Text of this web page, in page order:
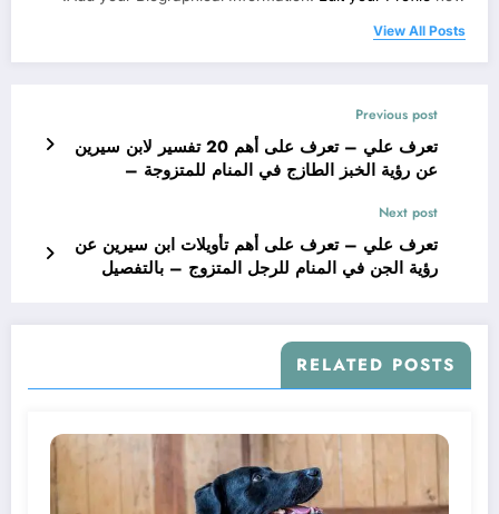
View All Posts
Previous post
تعرف علي – تعرف على أهم 20 تفسير لابن سيرين
عن رؤية الخبز الطازج في المنام للمتزوجة –
Next post
تعرف علي – تعرف على أهم تأويلات ابن سيرين عن
رؤية الجن في المنام للرجل المتزوج – بالتفصيل
RELATED POSTS